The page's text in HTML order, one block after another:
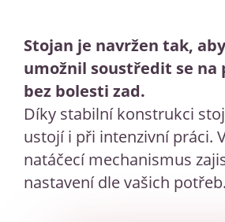
Stojan je navržen tak,
umožnil soustředit se na
bez bolesti zad.
Díky stabilní konstrukci
ustojí i při intenzivní práci.
natáčecí mechanismus
nastavení dle vašich potřeb.